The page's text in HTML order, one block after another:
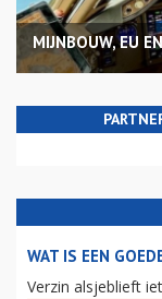
MIJNBOUW, EU
WAT IS EEN
Verzin alsjeblieft